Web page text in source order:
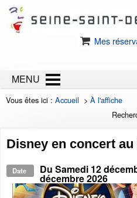
Mes
MENU
Vous êtes ici : Accueil > À l'affiche
Disney en concert
Date Du Samedi 12
décembre 2026